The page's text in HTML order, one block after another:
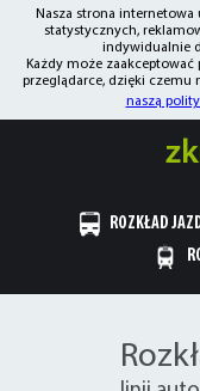
Nasza strona
statystycznych,
indywidualnie
Każdy może
przeglądarce, dzięki czemu
naszą
ROZKŁAD